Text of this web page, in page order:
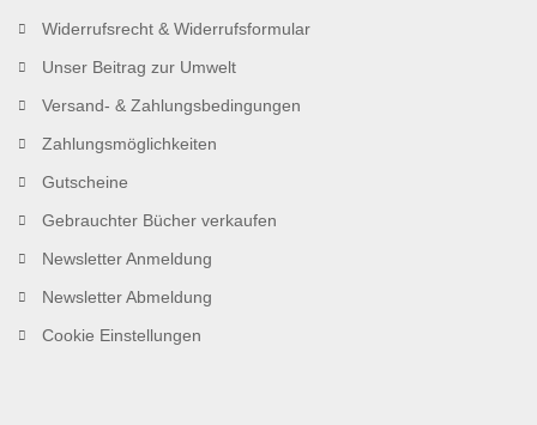
Widerrufsrecht & Widerrufsformular
Unser Beitrag zur Umwelt
Versand- & Zahlungsbedingungen
Zahlungsmöglichkeiten
Gutscheine
Gebrauchter Bücher verkaufen
Newsletter Anmeldung
Newsletter Abmeldung
Cookie Einstellungen